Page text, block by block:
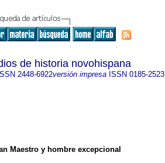
de historia novohispana
2448-6922versión impresaISSN 0185-2523
Maestro y hombre excepcional